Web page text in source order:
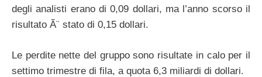
degli analisti erano di 0,09 dollari, ma l’anno scorso il
risultato Ã¨ stato di 0,15 dollari.
Le perdite nette del gruppo sono risultate in calo per il
settimo trimestre di fila, a quota 6,3 miliardi di dollari.